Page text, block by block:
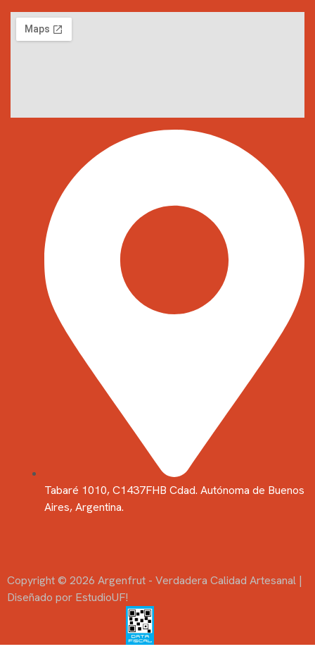
Tabaré 1010, C1437FHB Cdad. Autónoma de Buenos
Aires, Argentina.
Copyright © 2026 Argenfrut - Verdadera Calidad Artesanal |
Diseñado por EstudioUF!